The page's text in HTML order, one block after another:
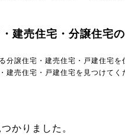
建売住宅・分譲住宅
分譲住宅・建売住宅・戸建住宅
建売住宅・戸建住宅を見つけてく
かりました。